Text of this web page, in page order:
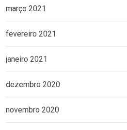
março 2021
fevereiro 2021
janeiro 2021
dezembro 2020
novembro 2020